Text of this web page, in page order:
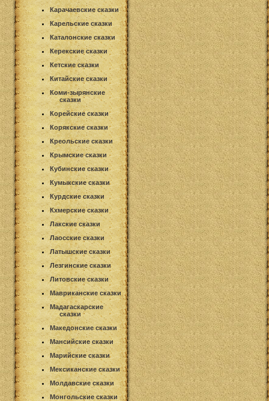
Карачаевские сказки
Карельские сказки
Каталонские сказки
Керекские сказки
Кетские сказки
Китайские сказки
Коми-зырянские
сказки
Корейские сказки
Корякские сказки
Креольские сказки
Крымские сказки
Кубинские сказки
Кумыкские сказки
Курдские сказки
Кхмерские сказки
Лакские сказки
Лаосские сказки
Латышские сказки
Лезгинские сказки
Литовские сказки
Мавриканские сказки
Мадагаскарские
сказки
Македонские сказки
Мансийские сказки
Марийские сказки
Мексиканские сказки
Молдавские сказки
Монгольские сказки